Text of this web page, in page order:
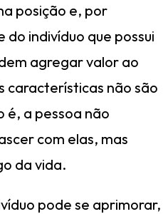
posição e, por
indivíduo que possui
agregar valor ao
características não são
a pessoa não
com elas, mas
da vida.
pode se aprimorar,